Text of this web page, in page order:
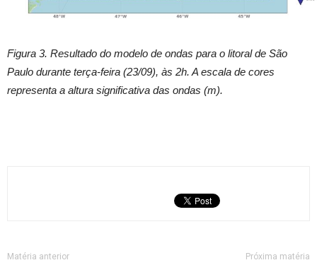
Figura 3. Resultado do modelo de ondas para o litoral de São
Paulo durante terça-feira (23/09), às 2h. A escala de cores
representa a altura significativa das ondas (m).
Matéria anterior Próxima matéria